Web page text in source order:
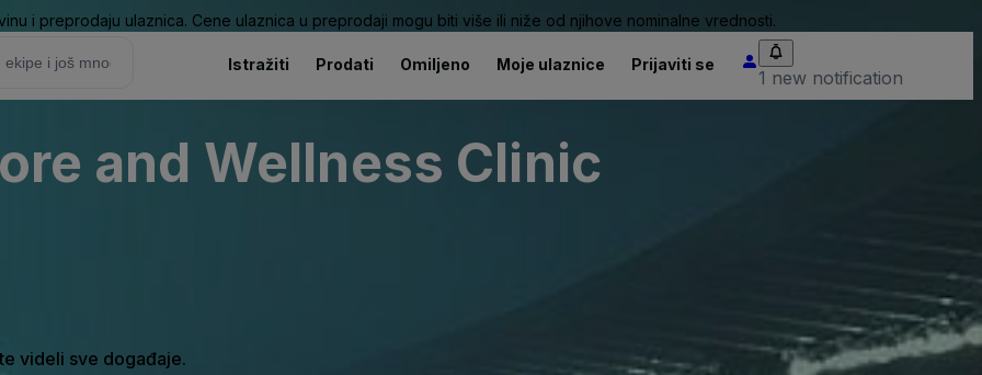
i preprodaju ulaznica. Cene ulaznica u preprodaji mogu biti više ili niže od njihove nominalne vrednosti.
Istražiti Prodati Omiljeno Moje ulaznice Prijaviti se
1 new notification
and Wellness Clinic
videli sve događaje.